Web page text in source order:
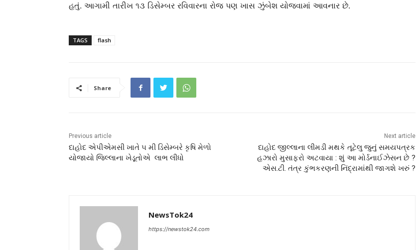
હતું. આગામી તારીખ ૧૩ ડિસેમ્બર રવિવારના રોજ પણ ખાસ ઝુંબેશ યોજવામાં આવનાર છે.
TAGS flash
Share
Previous article
દાહોદ એપીએમસી ખાતે ૫ મી ડિસેમ્બરે કૃષિ મેળો
યોજાયો જિલ્લાના ખેડૂતોએ લાભ લીધો
Next article
દાહોદ જીલ્લાના લીમડી મથકે તૂટેલુ જુનું સમયપત્રક
હઝારો મુસાફરો અટવાયા : શું આ મોર્ડનાઈઝેસન છે ?
એસ.ટી. તંત્ર કુંભકરણની નિંદ્રામાંથી જાગશે ખરું ?
NewsTok24
https://newstok24.com